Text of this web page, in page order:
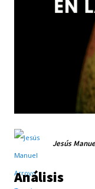
Jesús
Análisis